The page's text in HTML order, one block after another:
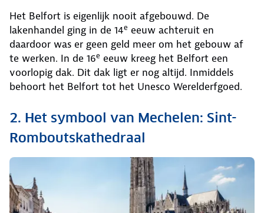
Het Belfort is eigenlijk nooit afgebouwd. De
lakenhandel ging in de 14e eeuw achteruit en
daardoor was er geen geld meer om het gebouw af
te werken. In de 16e eeuw kreeg het Belfort een
voorlopig dak. Dit dak ligt er nog altijd. Inmiddels
behoort het Belfort tot het Unesco Werelderfgoed.
2. Het symbool van Mechelen: Sint-
Romboutskathedraal